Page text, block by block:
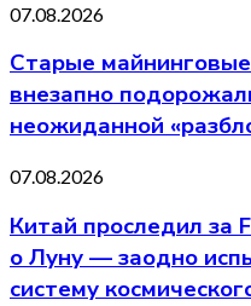
07.08.2026
Старые
внезапно
неожиданной
07.08.2026
Китай проследил за
о Луну — заодно
систему